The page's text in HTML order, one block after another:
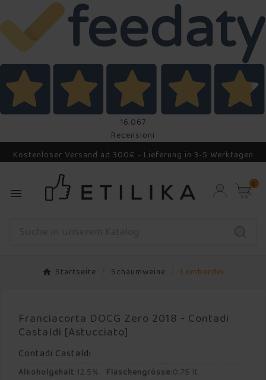
16.067
Recensioni
Kostenloser Versand ad 300€ - Lieferung in 3-5 Werktagen

0
Startseite Schaumweine Lombardei
Franciacorta DOCG Zero 2018 - Contadi
Castaldi [Astucciato]
Contadi Castaldi
Alkoholgehalt:12.5% Flaschengrösse:0.75 lt